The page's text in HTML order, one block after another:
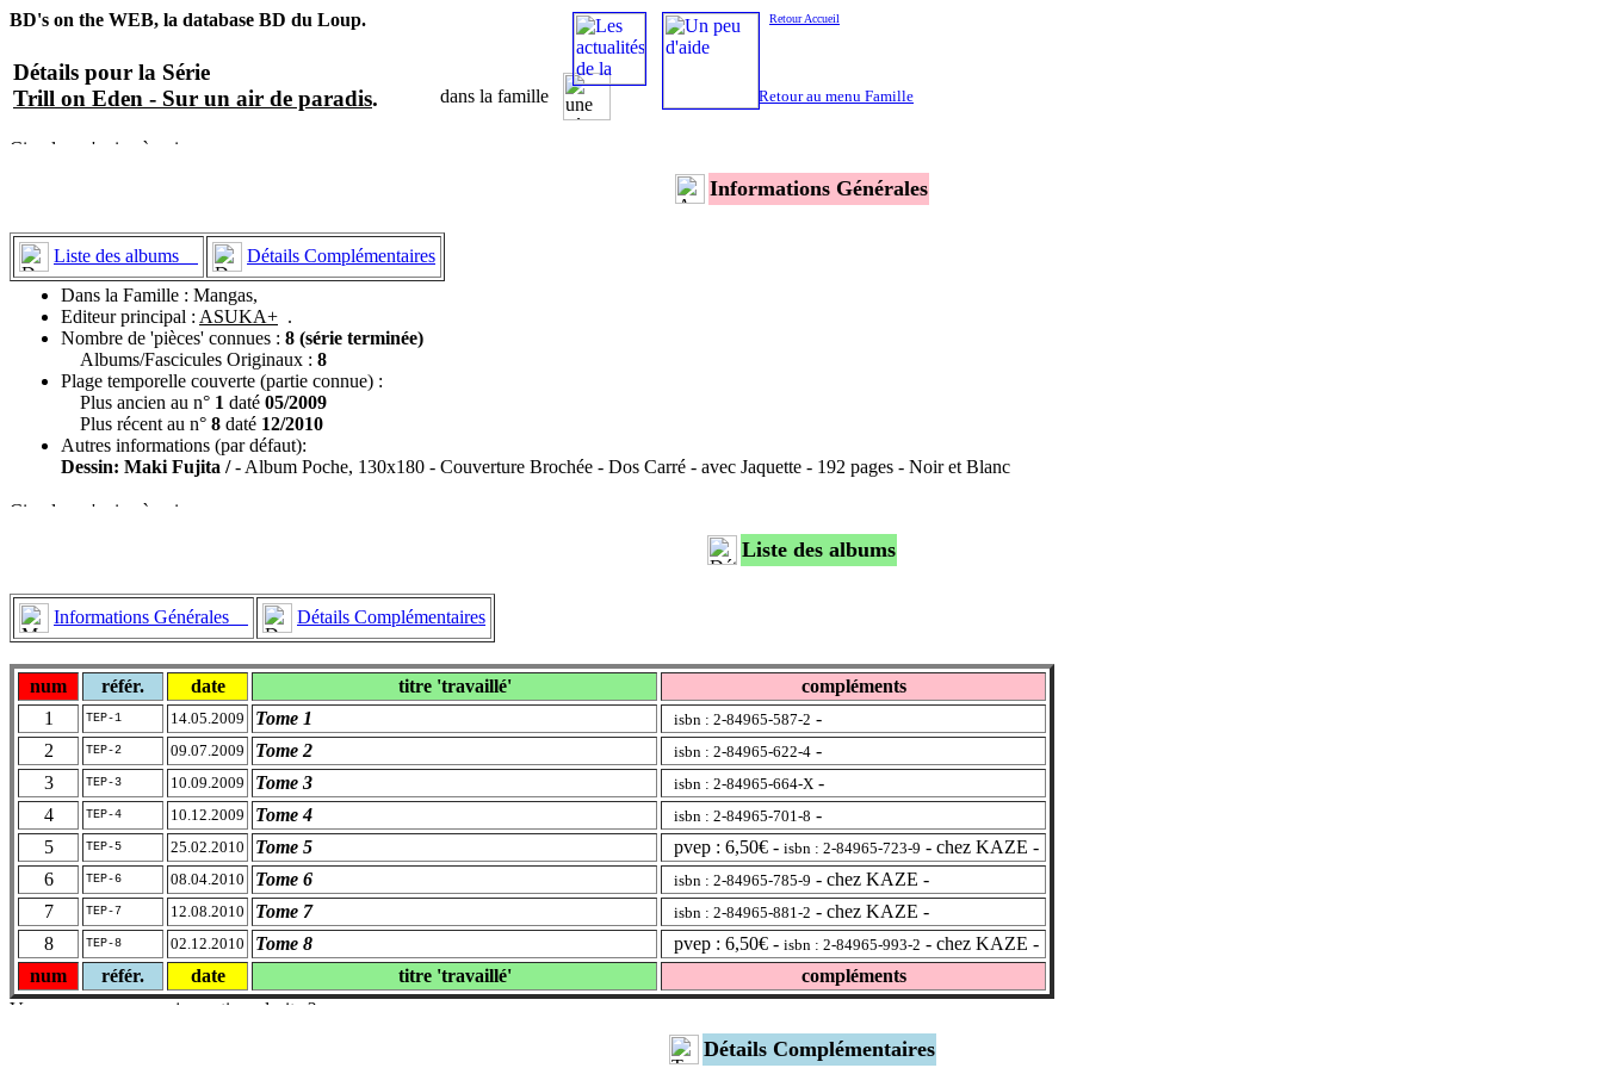
BD's on the WEB, la database BD du Loup.
Détails pour la Série
Trill on Eden - Sur un air de paradis. dans la famille Retour au menu Famille
Informations Générales
Liste des albums
Détails Complémentaires
Dans la Famille : Mangas,
Editeur principal : ASUKA+ .
Nombre de 'pièces' connues : 8 (série terminée)
Albums/Fascicules Originaux : 8
Plage temporelle couverte (partie connue) :
Plus ancien au n° 1 daté 05/2009
Plus récent au n° 8 daté 12/2010
Autres informations (par défaut):
Dessin: Maki Fujita /- Album Poche, 130x180 - Couverture Brochée - Dos Carré - avec Jaquette - 192 pages - Noir et Blanc
Liste des albums
Informations Générales Détails Complémentaires
num référ. date titre 'travaillé'
compléments
1
TEP-1 14.05.2009 Tome 1 isbn : 2-84965-587-2 -
2
TEP-2 09.07.2009 Tome 2 isbn : 2-84965-622-4 -
3
TEP-3 10.09.2009 Tome 3 isbn : 2-84965-664-X -
4
TEP-4 10.12.2009 Tome 4 isbn : 2-84965-701-8 -
5
TEP-5 25.02.2010 Tome 5 pvep : 6,50€ - isbn : 2-84965-723-9 - chez KAZE -
6
TEP-6 08.04.2010 Tome 6 isbn : 2-84965-785-9 - chez KAZE -
7
TEP-7 12.08.2010 Tome 7 isbn : 2-84965-881-2 - chez KAZE -
8
TEP-8 02.12.2010 Tome 8 pvep : 6,50€ - isbn : 2-84965-993-2 - chez KAZE -
num
référ. date titre 'travaillé' compléments
Détails Complémentaires
Retour Accueil